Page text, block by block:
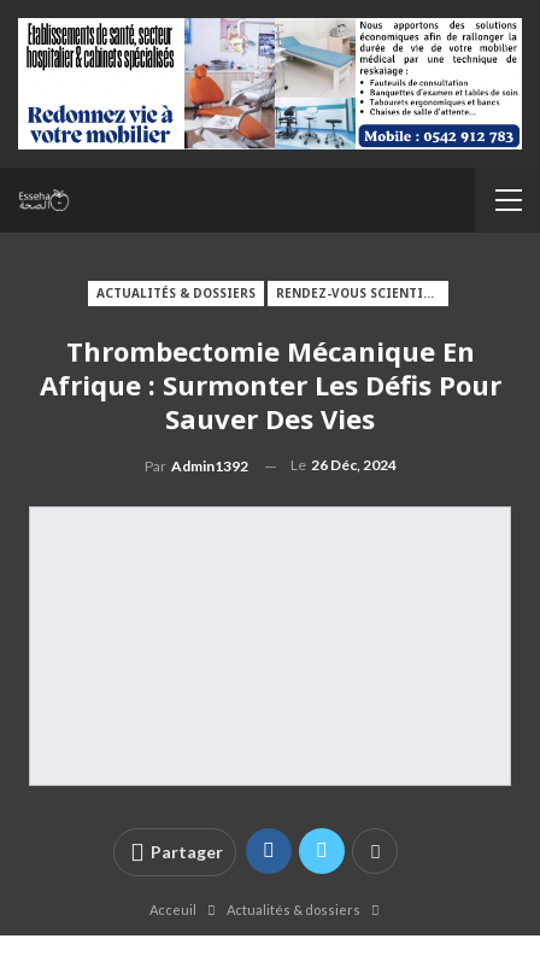
ACTUALITÉS & DOSSIERS RENDEZ-VOUS SCIENTIFIQUES
Thrombectomie Mécanique En
Afrique : Surmonter Les Défis Pour
Sauver Des Vies
Par Admin1392 Le 26 Déc, 2024
Partager
Acceuil Actualités & dossiers